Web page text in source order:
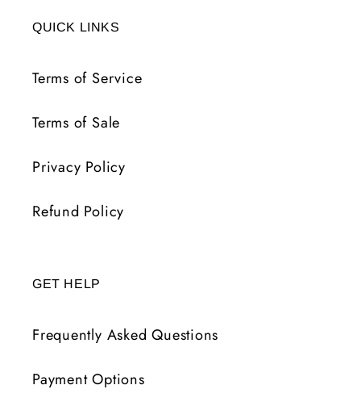
QUICK LINKS
Terms of Service
Terms of Sale
Privacy Policy
Refund Policy
GET HELP
Frequently Asked Questions
Payment Options